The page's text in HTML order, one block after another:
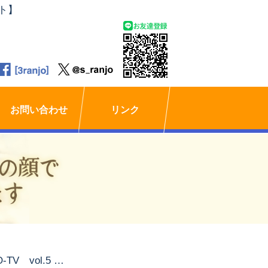
】
お問い合わせ リンク
RANJO-TV vol.5 「信仰と人生」